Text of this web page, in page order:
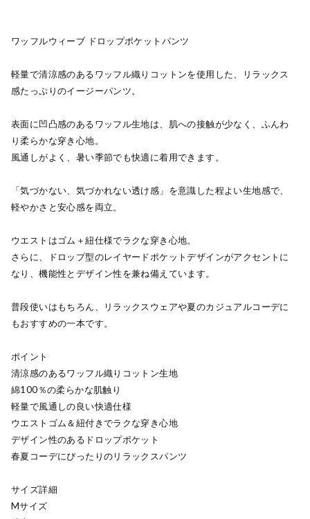
ワッフルウィーブ ドロップポケットパンツ
軽量で清涼感のあるワッフル織りコットンを使用した、リラックス
感たっぷりのイージーパンツ。
表面に凹凸感のあるワッフル生地は、肌への接触が少なく、ふんわ
り柔らかな穿き心地。
風通しがよく、暑い季節でも快適に着用できます。
「気づかない、気づかれない透け感」を意識した程よい生地感で、
軽やかさと安心感を両立。
ウエストはゴム＋紐仕様でラクな穿き心地。
さらに、ドロップ型のレイヤードポケットデザインがアクセントに
なり、機能性とデザイン性を兼ね備えています。
普段使いはもちろん、リラックスウェアや夏のカジュアルコーデに
もおすすめの一本です。
ポイント
清涼感のあるワッフル織りコットン生地
綿100％の柔らかな肌触り
軽量で風通しの良い快適仕様
ウエストゴム＆紐付きでラクな穿き心地
デザイン性のあるドロップポケット
春夏コーデにぴったりのリラックスパンツ
サイズ詳細
Mサイズ